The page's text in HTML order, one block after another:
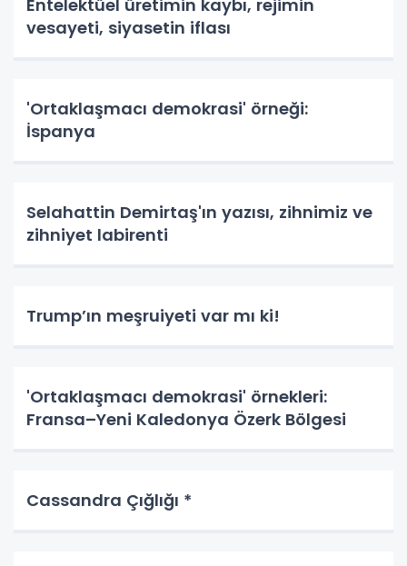
Entelektüel üretimin kaybı, rejimin
vesayeti, siyasetin iflası
'Ortaklaşmacı demokrasi' örneği:
İspanya
Selahattin Demirtaş'ın yazısı, zihnimiz ve
zihniyet labirenti
Trump’ın meşruiyeti var mı ki!
'Ortaklaşmacı demokrasi' örnekleri:
Fransa–Yeni Kaledonya Özerk Bölgesi
Cassandra Çığlığı *